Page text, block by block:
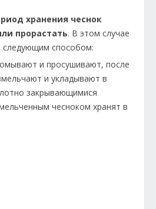
хранения чеснок
прорастать. В этом случае
следующим способом:
и просушивают, после
и укладывают в
закрывающимися
чесноком хранят в